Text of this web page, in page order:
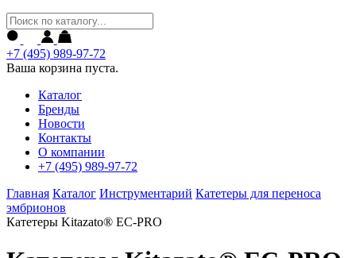
+7 (495) 989-97-72
Ваша корзина пуста.
Каталог
Бренды
Новости
Контакты
О компании
+7 (495) 989-97-72
Главная Каталог Инструментарий Катетеры для переноса
эмбрионов
Катетеры Kitazato® EC-PRO